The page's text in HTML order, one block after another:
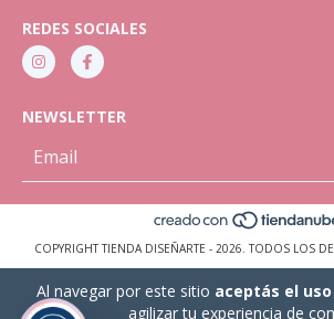
Al navegar por este sitio aceptás el
agilizar tu experiencia de
REDES SOCIALES
NEWSLETTER
COPYRIGHT TIENDA DISEÑARTE - 2026. TODOS LOS